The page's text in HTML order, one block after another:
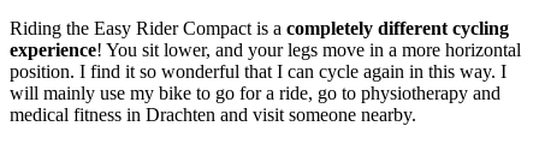
Riding the Easy Rider Compact is a completely different cycling
experience! You sit lower, and your legs move in a more horizontal
position. I find it so wonderful that I can cycle again in this way. I
will mainly use my bike to go for a ride, go to physiotherapy and
medical fitness in Drachten and visit someone nearby.